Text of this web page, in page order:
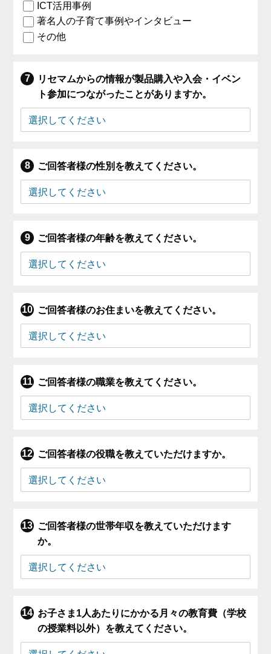
ICT活用事例
著名人の子育て事例やインタビュー
その他
リセマムからの情報が製品購入や入会・イベン
ト参加につながったことがありますか。
ご回答者様の性別を教えてください。
ご回答者様の年齢を教えてください。
ご回答者様のお住まいを教えてください。
ご回答者様の職業を教えてください。
ご回答者様の役職を教えていただけますか。
ご回答者様の世帯年収を教えていただけます
か。
お子さま1人あたりにかかる月々の教育費（学校
の授業料以外）を教えてください。